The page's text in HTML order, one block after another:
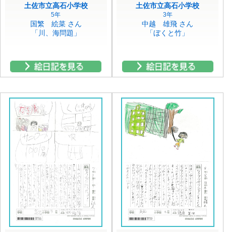
土佐市立高石小学校
5年
国繁 絵菜 さん
「川、海問題」
土佐市立高石小学校
3年
中越 雄飛 さん
「ぼくと竹」